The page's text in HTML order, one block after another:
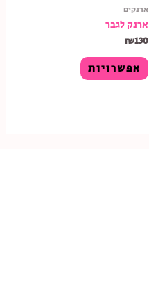
ארנקים
ארנק לגבר
₪130
אפשרויות